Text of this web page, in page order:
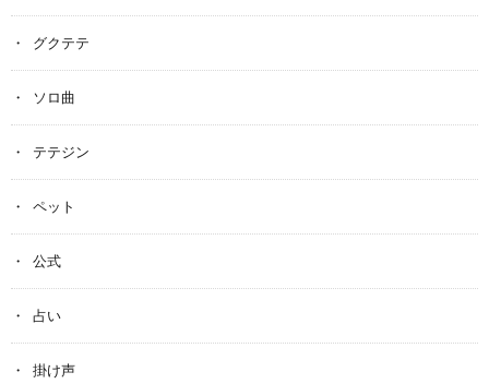
グクテテ
ソロ曲
テテジン
ペット
公式
占い
掛け声